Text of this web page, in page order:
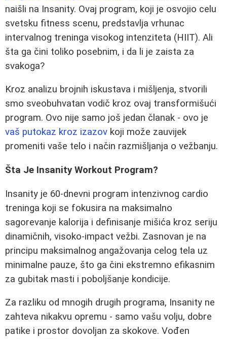
naišli na Insanity. Ovaj program, koji je osvojio celu
svetsku fitness scenu, predstavlja vrhunac
intervalnog treninga visokog intenziteta (HIIT). Ali
šta ga čini toliko posebnim, i da li je zaista za
svakoga?
Kroz analizu brojnih iskustava i mišljenja, stvorili
smo sveobuhvatan vodič kroz ovaj transformišući
program. Ovo nije samo još jedan članak - ovo je
vaš putokaz kroz izazov koji može zauvijek
promeniti vaše telo i način razmišljanja o vežbanju.
Šta Je Insanity Workout Program?
Insanity je 60-dnevni program intenzivnog cardio
treninga koji se fokusira na maksimalno
sagorevanje kalorija i definisanje mišića kroz seriju
dinamičnih, visoko-impact vežbi. Zasnovan je na
principu maksimalnog angažovanja celog tela uz
minimalne pauze, što ga čini ekstremno efikasnim
za gubitak masti i poboljšanje kondicije.
Za razliku od mnogih drugih programa, Insanity ne
zahteva nikakvu opremu - samo vašu volju, dobre
patike i prostor dovoljan za skokove. Vođen